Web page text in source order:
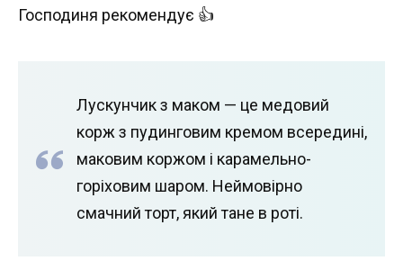
Господиня рекомендує 👍
Лускунчик з маком — це медовий
корж з пудинговим кремом всередині,
маковим коржом і карамельно-
горіховим шаром. Неймовірно
смачний торт, який тане в роті.